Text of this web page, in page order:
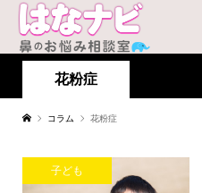
花粉症
コラム 花粉症
子ども